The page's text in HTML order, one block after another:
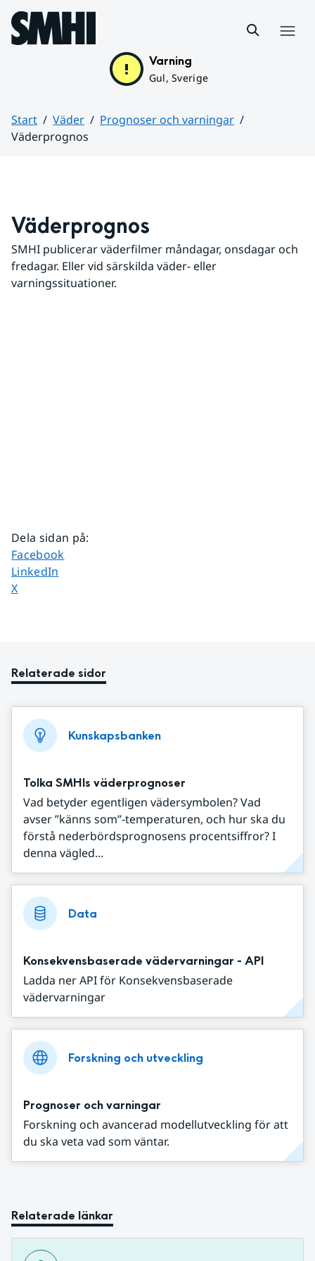
Hoppa till sidans innehåll
Varning
Gul, Sverige
Start Väder
Prognoser och varningar
Väderprognos
Väderprognos
SMHI publicerar väderfilmer måndagar, onsdagar och
fredagar. Eller vid särskilda väder- eller
varningssituationer.
Dela sidan på:
Dela sidan på
Facebook
Dela sidan på
LinkedIn
Dela sidan på
X
Relaterade sidor
Kunskapsbanken
Tolka SMHIs väderprognoser
Vad betyder egentligen vädersymbolen? Vad
avser ”känns som”-temperaturen, och hur ska du
förstå nederbördsprognosens procentsiffror? I
denna vägled...
Data
Konsekvensbaserade vädervarningar - API
Ladda ner API för Konsekvensbaserade
vädervarningar
Forskning och utveckling
Prognoser och varningar
Forskning och avancerad modellutveckling för att
du ska veta vad som väntar.
Relaterade länkar